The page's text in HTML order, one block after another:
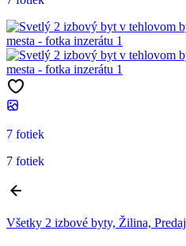
7 fotiek
7 fotiek
Všetky 2 izbové byty, Žilina, Predaj